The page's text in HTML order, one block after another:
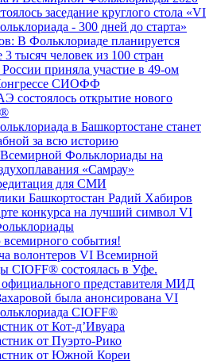
заседание круглого стола «VI
- 300 дней до старта»
В Фольклориаде планируется
3 тысяч человек из 100 стран
приняла участие в 49-ом
СИОФФ
состоялось открытие нового
в Башкортостане станет
за всю историю
Фольклориады на
«Самрау»
для СМИ
Башкортостан Радий Хабиров
конкурса на лучший символ VI
всемирного события!
волонтеров VI Всемирной
CIOFF® состоялась в Уфе.
представителя МИД
была анонсирована VI
CIOFF®
от Кот-д’Ивуара
от Пуэрто-Рико
от Южной Кореи